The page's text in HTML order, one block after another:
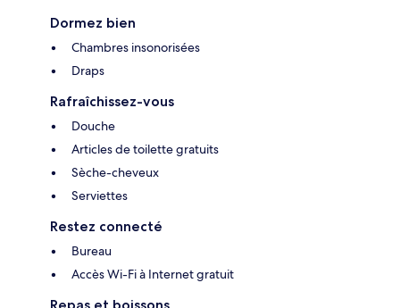
Dormez bien
Chambres insonorisées
Draps
Rafraîchissez-vous
Douche
Articles de toilette gratuits
Sèche-cheveux
Serviettes
Restez connecté
Bureau
Accès Wi-Fi à Internet gratuit